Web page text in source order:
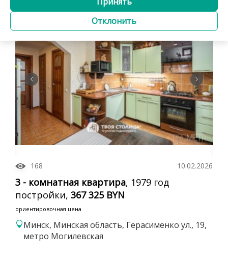
Агентство
с ремонтом
168 10.02.2026
3 - комнатная квартира, 1979 год
постройки, 367 325 BYN
ориентировочная цена
Минск, Минская область, Герасименко ул., 19,
метро Могилевская
Отклонить